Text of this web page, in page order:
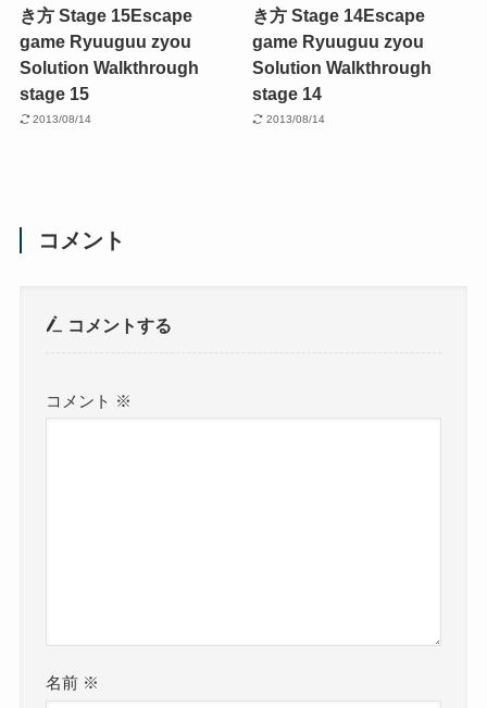
き方 Stage 15Escape
game Ryuuguu zyou
Solution Walkthrough
stage 15
2013/08/14
き方 Stage 14Escape
game Ryuuguu zyou
Solution Walkthrough
stage 14
2013/08/14
コメント
コメントする
コメント ※
名前 ※